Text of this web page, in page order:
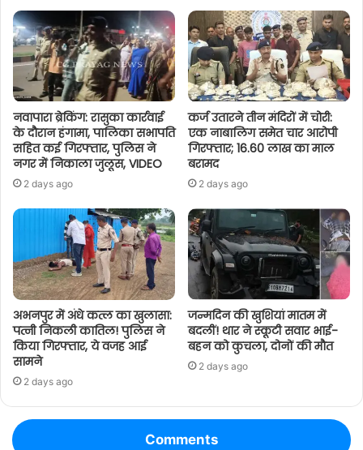
नवापारा ब्रेकिंग: रासुका कार्रवाई
के दौरान हंगामा, पालिका सभापति
सहित कई गिरफ्तार, पुलिस ने
नगर में निकाला जुलूस, VIDEO
2 days ago
कर्ज उतारने तीन मंदिरों में चोरी:
एक नाबालिग समेत चार आरोपी
गिरफ्तार; 16.60 लाख का माल
बरामद
2 days ago
अभनपुर में अंधे कत्ल का खुलासा:
पत्नी निकली कातिल! पुलिस ने
किया गिरफ्तार, ये वजह आई
सामने
2 days ago
जन्मदिन की खुशियां मातम में
बदलीं! थार ने स्कूटी सवार भाई-
बहन को कुचला, दोनों की मौत
2 days ago
Comments